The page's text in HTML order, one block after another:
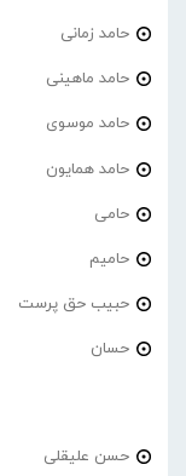
حامد زمانی
حامد ماهینی
حامد موسوی
حامد همایون
حامی
حامیم
حبیب حق پرست
حسان
حسن علیقلی